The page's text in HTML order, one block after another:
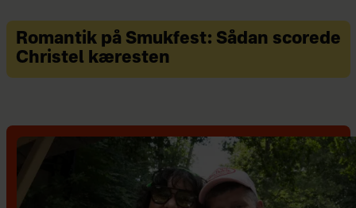
Romantik på Smukfest: Sådan scorede
Christel kæresten